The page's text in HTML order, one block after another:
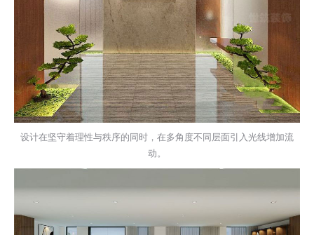
设计在坚守着理性与秩序的同时，在多角度不同层面引入光线增加流
动。